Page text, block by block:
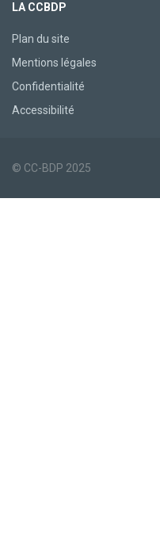
LA CCBDP
Plan du site
Mentions légales
Confidentialité
Accessibilité
© CC-BDP 2025